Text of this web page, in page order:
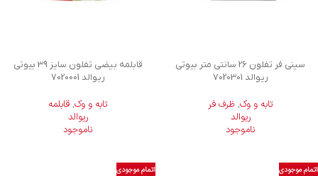
سینی فر تفلون 26 سانتی متر بیوتی
ریوالد 7020301
تابه و وک, ظرف فر
ریوالد
ناموجود
قابلمه بیضی تفلون سایز 39 بیوتی
ریوالد 7020001
تابه و وک, قابلمه
ریوالد
ناموجود
اتمام موجودی اتمام موجودی